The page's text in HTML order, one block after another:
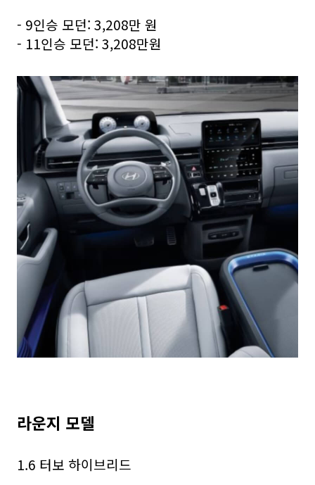
- 9인승 모던: 3,208만 원
- 11인승 모던: 3,208만원
라운지 모델
1.6 터보 하이브리드